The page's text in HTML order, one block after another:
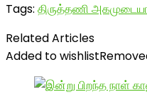
Tags: திருத்தணி
Related Articles
Added to wishlist